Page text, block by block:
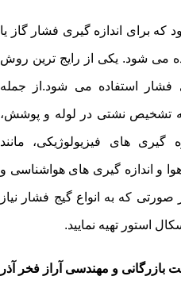
برای اندازه گیری فشار گاز یا
می شود. یکی از رایج ترین روش
فشار استفاده می شود.از جمله
تشخیص نشتی در لوله و پوشش،
گیری های فیزیولوژیکی، مانند
و اندازه گیری های هواشناسی و
که به انواع گیج فشار نیاز
استور تهیه نمایید.
بازرگانی و مهندسی آراز فخر آذر